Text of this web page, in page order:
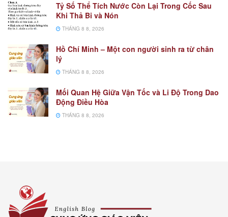
Tỷ Số Thể Tích Nước Còn Lại Trong Cốc Sau
Khi Thả Bi và Nón
THÁNG 8 8, 2026
Hồ Chí Minh – Một con người sinh ra từ chân
lý
THÁNG 8 8, 2026
Mối Quan Hệ Giữa Vận Tốc và Li Độ Trong Dao
Động Điều Hòa
THÁNG 8 8, 2026